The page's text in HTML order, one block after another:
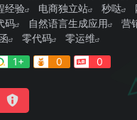
经验 电商独立站 秒哒
码 自然语言生成应用 营
零代码
零运维
1+ 0 0